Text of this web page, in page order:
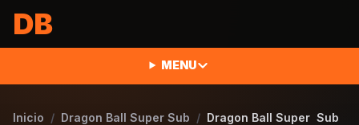
DB
MENU
Inicio / Dragon Ball Super Sub / Dragon Ball Super Sub